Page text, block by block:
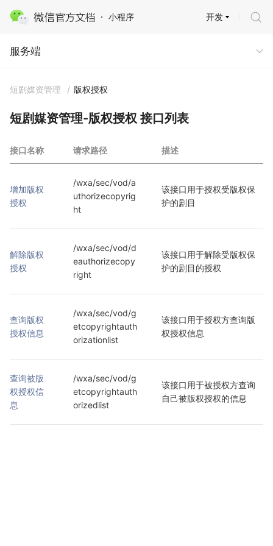
小程序
服务端
开发
服务端
短剧媒资管理 / 版权授权
短剧媒资管理-版权授权 接口列表
接口名称 请求路径 描述
增加版权
授权
/wxa/sec/vod/a
uthorizecopyrig
ht
该接口用于授权受版权保
护的剧目
解除版权
授权
/wxa/sec/vod/d
eauthorizecopy
right
该接口用于解除受版权保
护的剧目的授权
查询版权
授权信息
/wxa/sec/vod/g
etcopyrightauth
orizationlist
该接口用于授权方查询版
权授权信息
查询被版
权授权信
息
/wxa/sec/vod/g
etcopyrightauth
orizedlist
该接口用于被授权方查询
自己被版权授权的信息